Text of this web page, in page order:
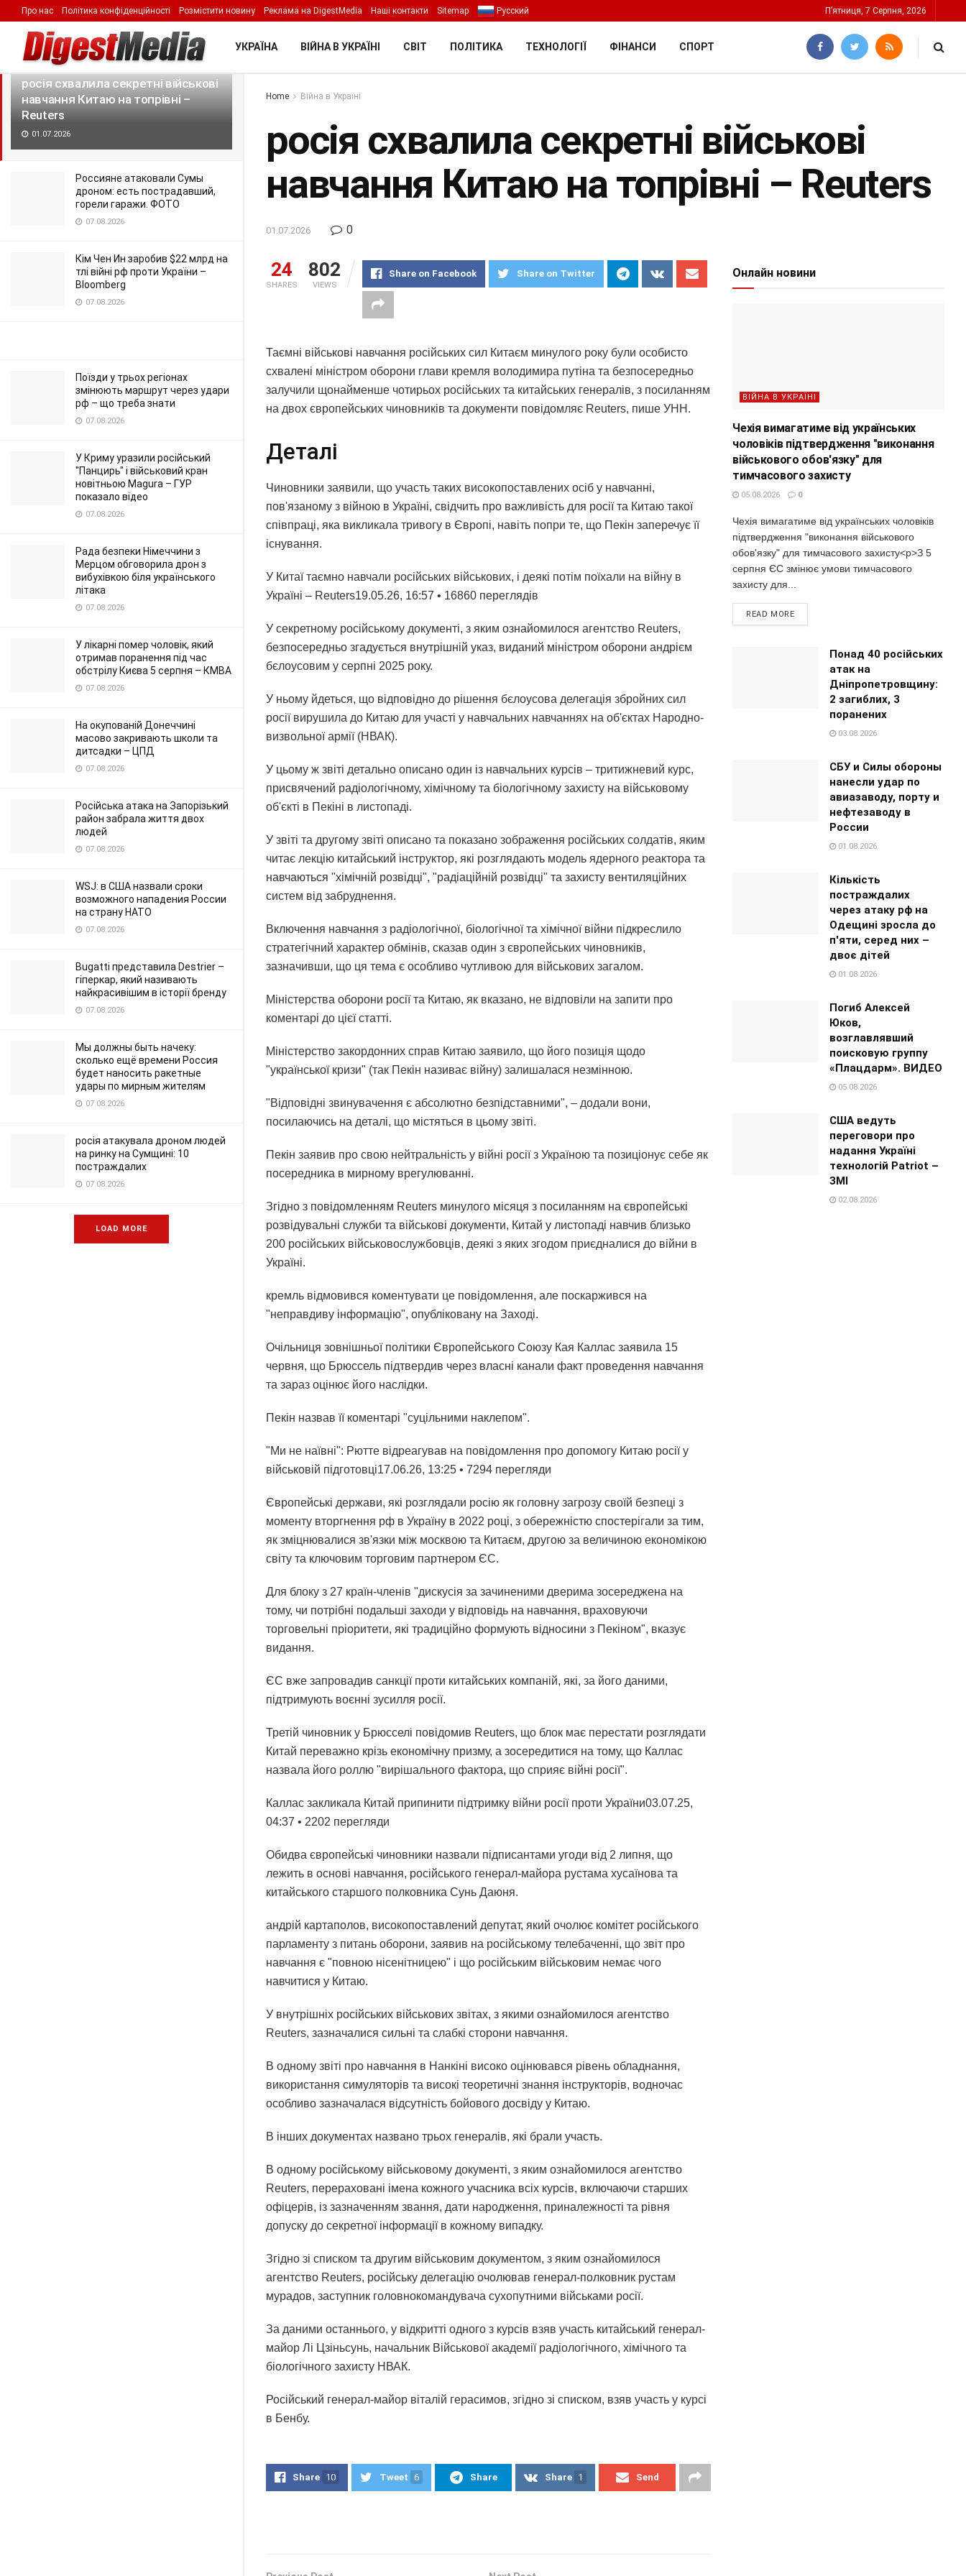
LATEST TRENDING Filter
росія схвалила секретні військові
навчання Китаю на топрівні –
Reuters
01.07.2026
Россияне атаковали Сумы
дроном: есть пострадавший,
горели гаражи. ФОТО
07.08.2026
Кім Чен Ин заробив $22 млрд на
тлі війні рф проти України –
Bloomberg
07.08.2026
Поїзди у трьох регіонах
змінюють маршрут через удари
рф – що треба знати
07.08.2026
У Криму уразили російський
"Панцирь" і військовий кран
новітньою Magura – ГУР
показало відео
07.08.2026
Рада безпеки Німеччини з
Мерцом обговорила дрон з
вибухівкою біля українського
літака
07.08.2026
У лікарні помер чоловік, який
отримав поранення під час
обстрілу Києва 5 серпня – КМВА
07.08.2026
На окупованій Донеччині
масово закривають школи та
дитсадки – ЦПД
07.08.2026
Російська атака на Запорізький
район забрала життя двох
людей
07.08.2026
WSJ: в США назвали сроки
возможного нападения России
на страну НАТО
07.08.2026
Bugatti представила Destrier –
гіперкар, який називають
найкрасивішим в історії бренду
07.08.2026
Мы должны быть начеку:
сколько ещё времени Россия
будет наносить ракетные
удары по мирным жителям
07.08.2026
росія атакувала дроном людей
на ринку на Сумщині: 10
постраждалих
07.08.2026
LOAD MORE
Про нас Політика конфіденційності Розмістити новину Реклама на DigestMedia Наші контакти Sitemap Русский П’ятниця, 7 Серпня, 2026
УКРАЇНА ВІЙНА В УКРАЇНІ СВІТ ПОЛІТИКА ТЕХНОЛОГІЇ ФІНАНСИ СПОРТ
Home Війна в Україні
росія схвалила секретні військові
навчання Китаю на топрівні – Reuters
01.07.2026 0
24
SHARES
802
VIEWS
Share on Facebook Share on Twitter
Таємні військові навчання російських сил Китаєм минулого року були особисто
схвалені міністром оборони глави кремля володимира путіна та безпосередньо
залучили щонайменше чотирьох російських та китайських генералів, з посиланням
на двох європейських чиновників та документи повідомляє Reuters, пише УНН.
Деталі
Чиновники заявили, що участь таких високопоставлених осіб у навчанні,
пов'язаному з війною в Україні, свідчить про важливість для росії та Китаю такої
співпраці, яка викликала тривогу в Європі, навіть попри те, що Пекін заперечує її
існування.
У Китаї таємно навчали російських військових, і деякі потім поїхали на війну в
Україні – Reuters19.05.26, 16:57 • 16860 переглядiв
У секретному російському документі, з яким ознайомилося агентство Reuters,
безпосередньо згадується внутрішній указ, виданий міністром оборони андрієм
бєлоусовим у серпні 2025 року.
У ньому йдеться, що відповідно до рішення бєлоусова делегація збройних сил
росії вирушила до Китаю для участі у навчальних навчаннях на об'єктах Народно-
визвольної армії (НВАК).
У цьому ж звіті детально описано один із навчальних курсів – тритижневий курс,
присвячений радіологічному, хімічному та біологічному захисту на військовому
об'єкті в Пекіні в листопаді.
У звіті та другому звіті описано та показано зображення російських солдатів, яким
читає лекцію китайський інструктор, які розглядають модель ядерного реактора та
навчаються "хімічній розвідці", "радіаційній розвідці" та захисту вентиляційних
систем від забруднення.
Включення навчання з радіологічної, біологічної та хімічної війни підкреслило
стратегічний характер обмінів, сказав один з європейських чиновників,
зазначивши, що ця тема є особливо чутливою для військових загалом.
Міністерства оборони росії та Китаю, як вказано, не відповіли на запити про
коментарі до цієї статті.
Міністерство закордонних справ Китаю заявило, що його позиція щодо
"української кризи" (так Пекін називає війну) залишалася незмінною.
"Відповідні звинувачення є абсолютно безпідставними", – додали вони,
посилаючись на деталі, що містяться в цьому звіті.
Пекін заявив про свою нейтральність у війні росії з Україною та позиціонує себе як
посередника в мирному врегулюванні.
Згідно з повідомленням Reuters минулого місяця з посиланням на європейські
розвідувальні служби та військові документи, Китай у листопаді навчив близько
200 російських військовослужбовців, деякі з яких згодом приєдналися до війни в
Україні.
кремль відмовився коментувати це повідомлення, але поскаржився на
"неправдиву інформацію", опубліковану на Заході.
Очільниця зовнішньої політики Європейського Союзу Кая Каллас заявила 15
червня, що Брюссель підтвердив через власні канали факт проведення навчання
та зараз оцінює його наслідки.
Пекін назвав її коментарі "суцільними наклепом".
"Ми не наївні": Рютте відреагував на повідомлення про допомогу Китаю росії у
військовій підготовці17.06.26, 13:25 • 7294 перегляди
Європейські держави, які розглядали росію як головну загрозу своїй безпеці з
моменту вторгнення рф в Україну в 2022 році, з обережністю спостерігали за тим,
як зміцнювалися зв'язки між москвою та Китаєм, другою за величиною економікою
світу та ключовим торговим партнером ЄС.
Для блоку з 27 країн-членів "дискусія за зачиненими дверима зосереджена на
тому, чи потрібні подальші заходи у відповідь на навчання, враховуючи
торговельні пріоритети, які традиційно формують відносини з Пекіном", вказує
видання.
ЄС вже запровадив санкції проти китайських компаній, які, за його даними,
підтримують воєнні зусилля росії.
Третій чиновник у Брюсселі повідомив Reuters, що блок має перестати розглядати
Китай переважно крізь економічну призму, а зосередитися на тому, що Каллас
назвала його роллю "вирішального фактора, що сприяє війні росії".
Каллас закликала Китай припинити підтримку війни росії проти України03.07.25,
04:37 • 2202 перегляди
Обидва європейські чиновники назвали підписантами угоди від 2 липня, що
лежить в основі навчання, російського генерал-майора рустама хусаїнова та
китайського старшого полковника Сунь Даюня.
андрій картаполов, високопоставлений депутат, який очолює комітет російського
парламенту з питань оборони, заявив на російському телебаченні, що звіт про
навчання є "повною нісенітницею" і що російським військовим немає чого
навчитися у Китаю.
У внутрішніх російських військових звітах, з якими ознайомилося агентство
Reuters, зазначалися сильні та слабкі сторони навчання.
В одному звіті про навчання в Нанкіні високо оцінювався рівень обладнання,
використання симуляторів та високі теоретичні знання інструкторів, водночас
особливо зазначалася відсутність бойового досвіду у Китаю.
В інших документах названо трьох генералів, які брали участь.
В одному російському військовому документі, з яким ознайомилося агентство
Reuters, перераховані імена кожного учасника всіх курсів, включаючи старших
офіцерів, із зазначенням звання, дати народження, приналежності та рівня
допуску до секретної інформації в кожному випадку.
Згідно зі списком та другим військовим документом, з яким ознайомилося
агентство Reuters, російську делегацію очолював генерал-полковник рустам
мурадов, заступник головнокомандувача сухопутними військами росії.
За даними останнього, у відкритті одного з курсів взяв участь китайський генерал-
майор Лі Цзіньсунь, начальник Військової академії радіологічного, хімічного та
біологічного захисту НВАК.
Російський генерал-майор віталій герасимов, згідно зі списком, взяв участь у курсі
в Бенбу.
Share 10 Tweet 6 Share Share 1 Send
Онлайн новини
ВІЙНА В УКРАЇНІ
Чехія вимагатиме від українських
чоловіків підтвердження "виконання
військового обов'язку" для
тимчасового захисту
05.08.2026 0
Чехія вимагатиме від українських чоловіків
підтвердження "виконання військового
обов'язку" для тимчасового захисту<p>З 5
серпня ЄС змінює умови тимчасового
захисту для...
READ MORE
Понад 40 російських
атак на
Дніпропетровщину:
2 загиблих, 3
поранених
03.08.2026
СБУ и Силы обороны
нанесли удар по
авиазаводу, порту и
нефтезаводу в
России
01.08.2026
Кількість
постраждалих
через атаку рф на
Одещині зросла до
п'яти, серед них –
двоє дітей
01.08.2026
Погиб Алексей
Юков,
возглавлявший
поисковую группу
«Плацдарм». ВИДЕО
05.08.2026
США ведуть
переговори про
надання Україні
технологій Patriot –
ЗМІ
02.08.2026